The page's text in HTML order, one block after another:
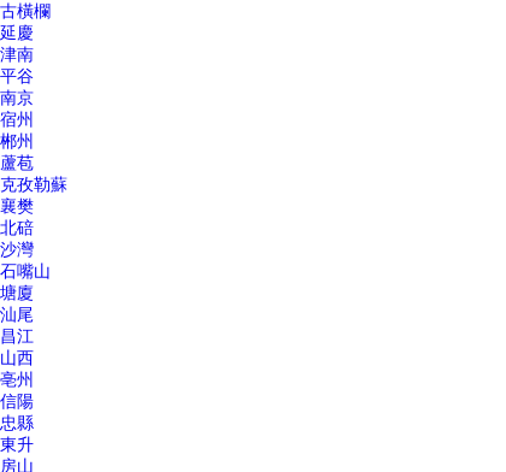
古橫欄
延慶
津南
平谷
南京
宿州
郴州
蘆苞
克孜勒蘇
襄樊
北碚
沙灣
石嘴山
塘廈
汕尾
昌江
山西
亳州
信陽
忠縣
東升
房山